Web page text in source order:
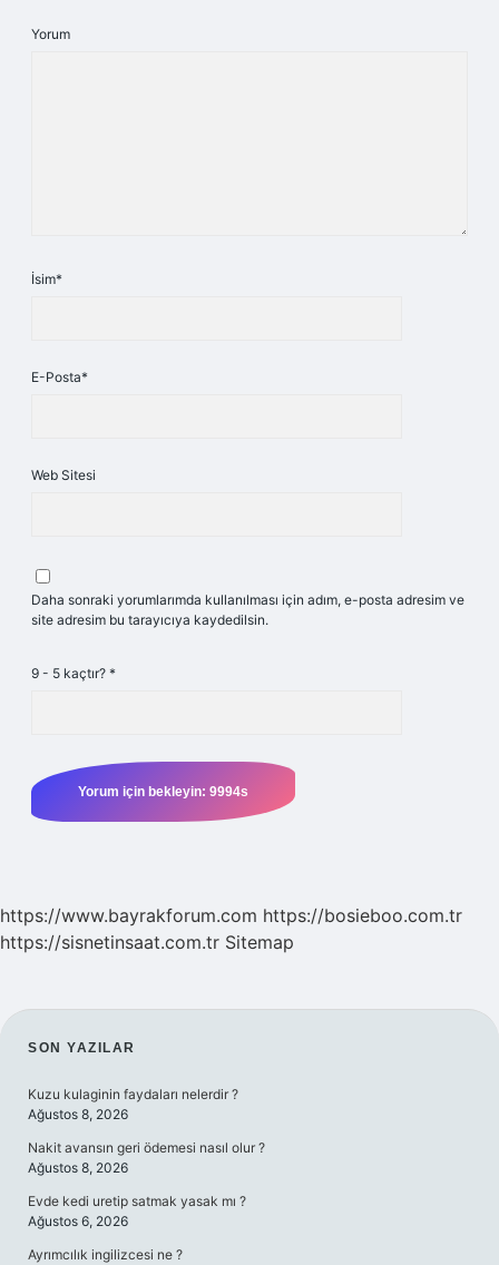
Yorum
İsim*
E-Posta*
Web Sitesi
Daha sonraki yorumlarımda kullanılması için adım, e-posta adresim ve
site adresim bu tarayıcıya kaydedilsin.
9 - 5 kaçtır? *
https://www.bayrakforum.com https://bosieboo.com.tr
https://sisnetinsaat.com.tr Sitemap
SIDEBAR
SON YAZILAR
Kuzu kulaginin faydaları nelerdir ?
Ağustos 8, 2026
Nakit avansın geri ödemesi nasıl olur ?
Ağustos 8, 2026
Evde kedi uretip satmak yasak mı ?
Ağustos 6, 2026
Ayrımcılık ingilizcesi ne ?